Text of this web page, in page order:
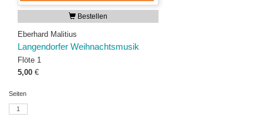
Bestellen
Eberhard Malitius
Langendorfer Weihnachtsmusik
Flöte 1
5,00 €
Seiten
1